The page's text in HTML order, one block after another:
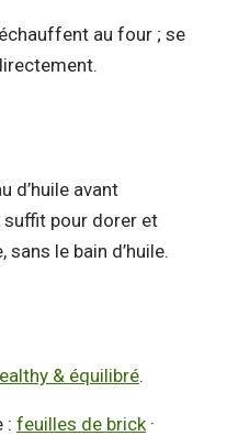
au four ; se
d’huile avant
suffit pour dorer et
le bain d’huile.
& équilibré.
: feuilles de brick·